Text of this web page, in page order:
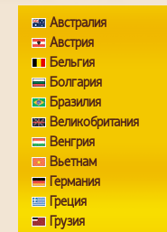
Австралия
Австрия
Бельгия
Болгария
Бразилия
Великобритания
Венгрия
Вьетнам
Германия
Греция
Грузия